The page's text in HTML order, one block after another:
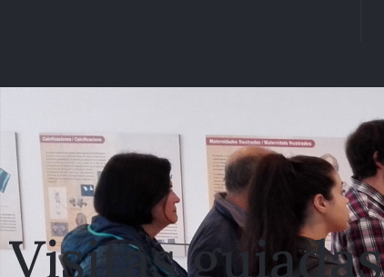
Visitas guiadas